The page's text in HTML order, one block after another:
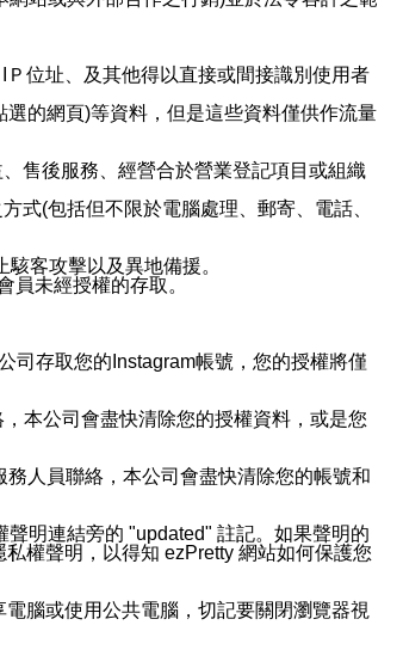
位址、及其他得以直接或間接識別使用者
的網頁)等資料，但是這些資料僅供作流量
售後服務、經營合於營業登記項目或組織
式(包括但不限於電腦處理、郵寄、電話、
客攻擊以及異地備援。
未經授權的存取。
司存取您的Instagram帳號，您的授權將僅
本公司會盡快清除您的授權資料，或是您
務人員聯絡，本公司會盡快清除您的帳號和
明連結旁的 "updated" 註記。如果聲明的
權聲明，以得知 ezPretty 網站如何保護您
腦或使用公共電腦，切記要關閉瀏覽器視